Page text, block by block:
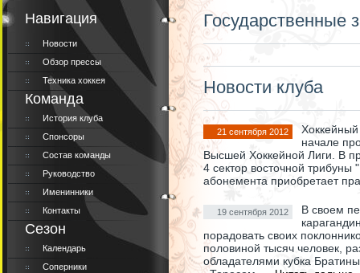
Навигация
Новости
Обзор прессы
Техника хоккея
Команда
История клуба
Спонсоры
Состав команды
Руководство
Именинники
Контакты
Сезон
Календарь
Соперники
Государственные
Новости клуба
21 сентября 2012
начале
Высшей Хоккейной Лиги. В
4 сектор восточной
абонемента приобретает
19 сентября 2012
В своем
порадовать своих
половиной тысяч человек,
обладателями кубка